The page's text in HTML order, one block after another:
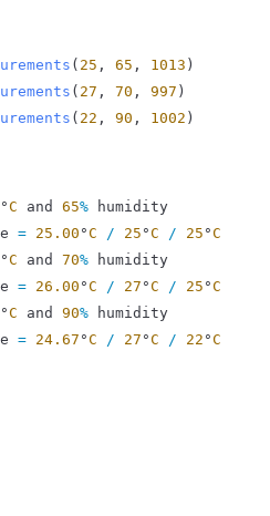
( 25 , 65 , 1013 )
( 27 , 70 , 997 )
( 22 , 90 , 1002 )
°C and 65% humidity
= 25.00 °C / 25 °C / 25 °C
°C and 70% humidity
= 26.00 °C / 27 °C / 25 °C
°C and 90% humidity
= 24.67 °C / 27 °C / 22 °C